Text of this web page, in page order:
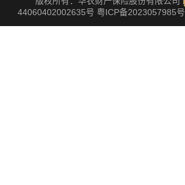
44060402002635号 粤ICP备2023057985号